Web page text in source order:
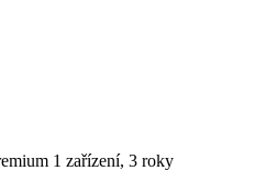
1 zařízení, 3 roky